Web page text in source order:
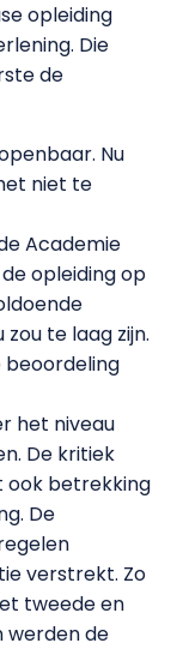
opleiding
Die
de
Nu
niet te
Academie
opleiding op
te laag zijn.
het niveau
De kritiek
ook betrekking
De
verstrekt. Zo
tweede en
werden de